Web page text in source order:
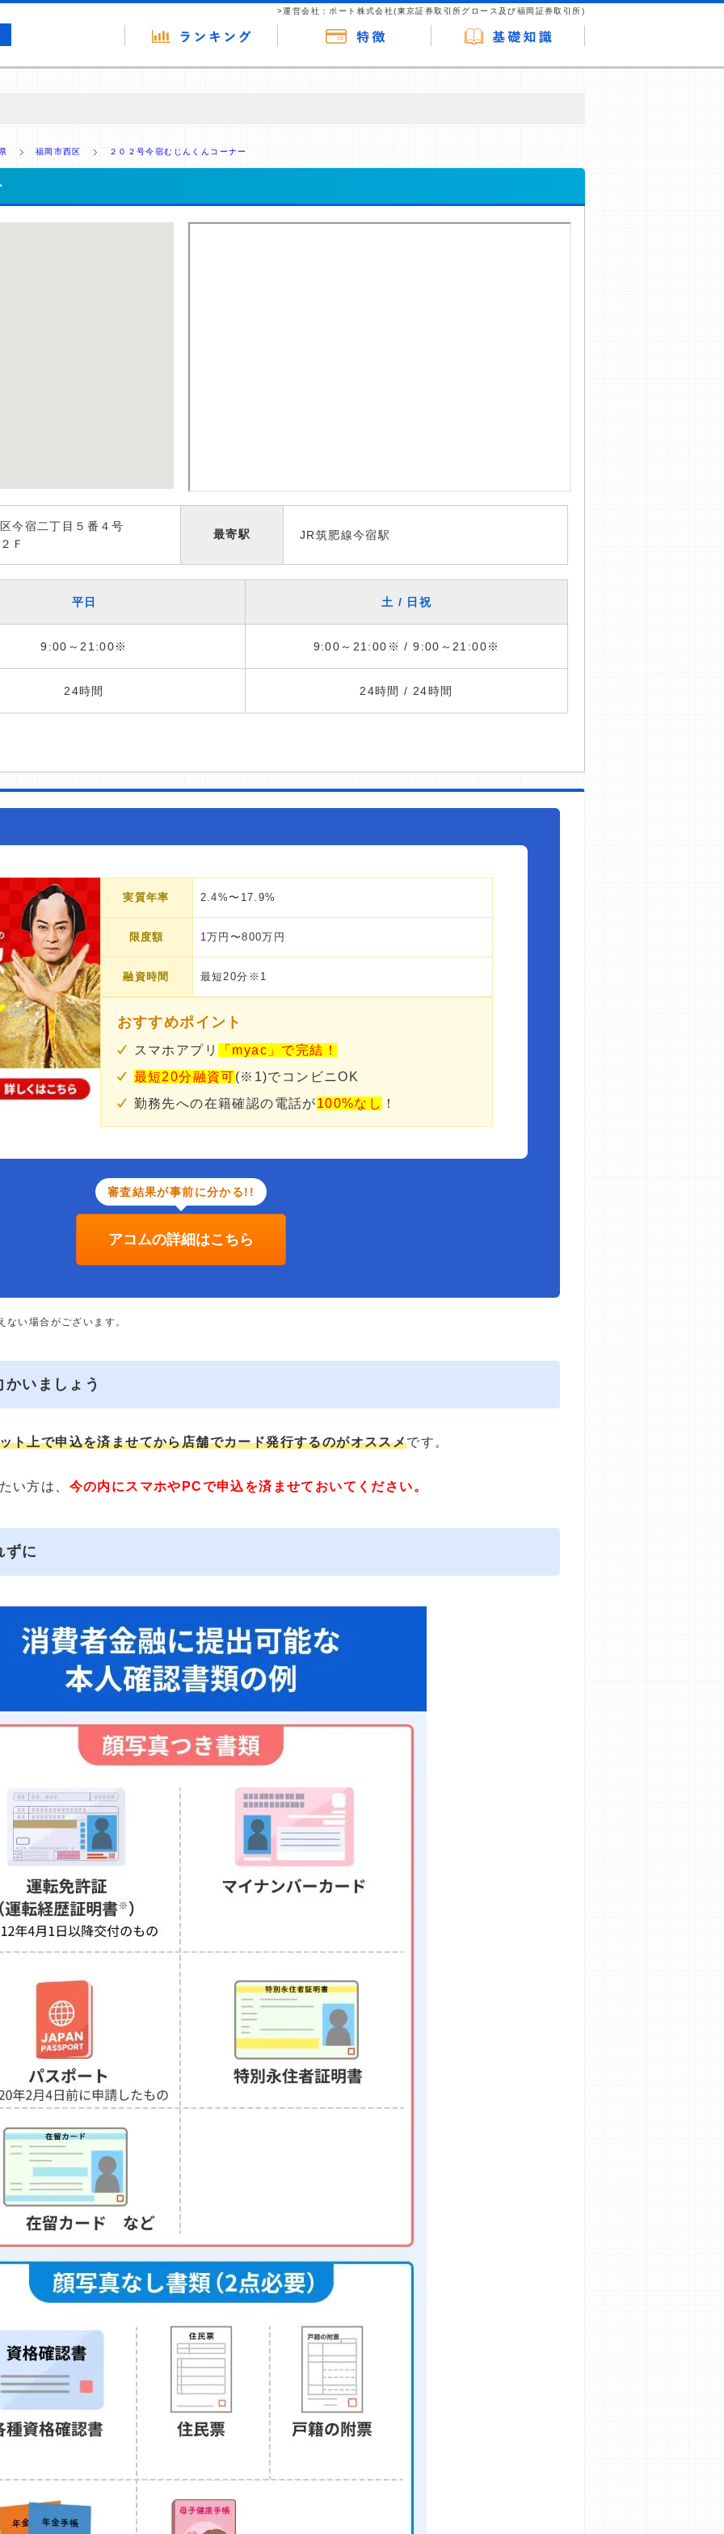
>運営会社：ポート株式会社(東京証券取引所グロース及び福岡証券取引所)
供を行っています。
福岡市西区 ２０２号今宿むじんくんコーナー
今宿二丁目５番４号
Ｆ
最寄駅 JR筑肥線今宿駅
平日 土 / 日祝
9:00～21:00※ 9:00～21:00※ / 9:00～21:00※
24時間 24時間 / 24時間
実質年率 2.4%〜17.9%
限度額 1万円〜800万円
融資時間 最短20分※1
おすすめポイント
スマホアプリ
「myac」で完結！
最短20分融資可(※1)でコンビニOK
勤務先への在籍確認の電話が100%なし ！
審査結果が事前に分かる!!
アコムの詳細はこちら
い場合がございます。
いましょう
ト上で申込を済ませてから店舗でカード発行するのがオススメです。
い方は、 今の内にスマホやPCで申込を済ませておいてください。
ずに